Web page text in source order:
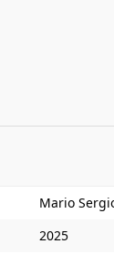
Mario
2025